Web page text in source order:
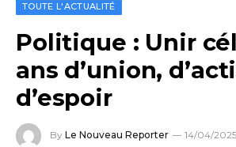
TOUTE L'ACTUALITÉ
Politique : Unir
ans d’union,
d’espoir
By Le Nouveau Reporter
14/04/2025